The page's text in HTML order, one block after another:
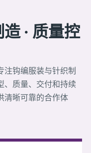
· 质量控
注钩编服装与针织制
、质量、交付和持续
清晰可靠的合作体